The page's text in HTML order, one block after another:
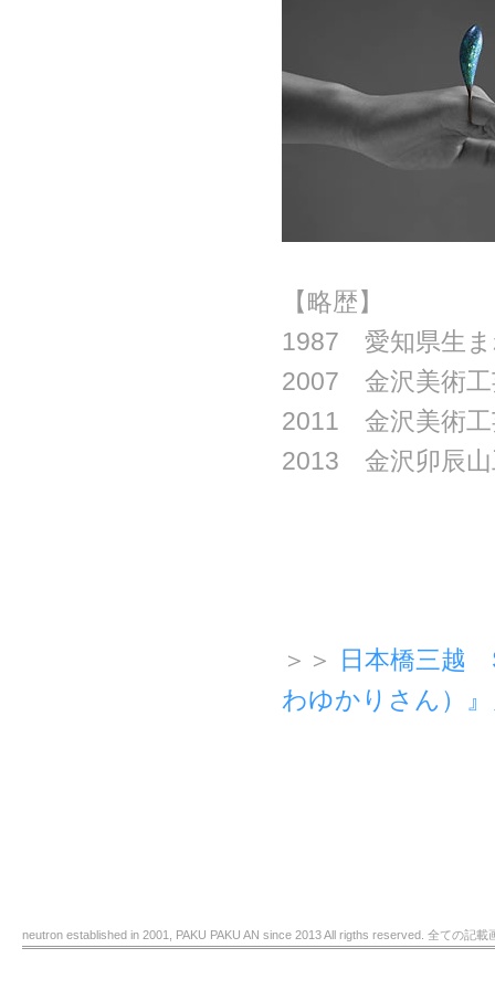
【略歴】
1987 愛知県生
2007 金沢美術
2011 金沢美術
2013 金沢卯辰
＞＞ 日本橋三越
わゆかりさん）
neutron established in 2001, PAKU PAKU AN since 2013 All rigths reserved. 全ての記